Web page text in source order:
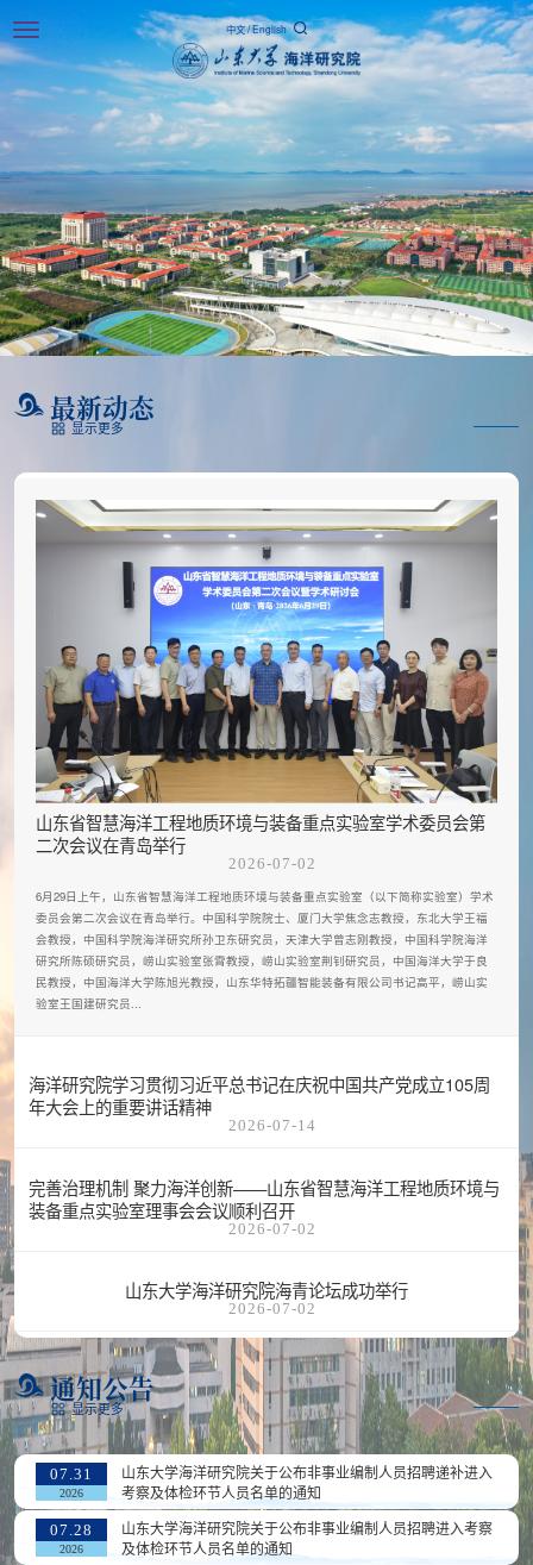
中文/English
Toggle
navigation
最新动态
显示更多
山东省智慧海洋工程地质环境与装备重点实验室学术委员会第
二次会议在青岛举行
2026-07-02
6月29日上午，山东省智慧海洋工程地质环境与装备重点实验室（以下简称实验室）学术
委员会第二次会议在青岛举行。中国科学院院士、厦门大学焦念志教授，东北大学王福
会教授，中国科学院海洋研究所孙卫东研究员，天津大学曾志刚教授，中国科学院海洋
研究所陈硕研究员，崂山实验室张霄教授，崂山实验室荆钊研究员，中国海洋大学于良
民教授，中国海洋大学陈旭光教授，山东华特拓疆智能装备有限公司书记高平，崂山实
验室王国建研究员...
海洋研究院学习贯彻习近平总书记在庆祝中国共产党成立105周
年大会上的重要讲话精神
2026-07-14
完善治理机制 聚力海洋创新——山东省智慧海洋工程地质环境与
装备重点实验室理事会会议顺利召开
2026-07-02
山东大学海洋研究院海青论坛成功举行
2026-07-02
通知公告
显示更多
07.31
2026
山东大学海洋研究院关于公布非事业编制人员招聘递补进入
考察及体检环节人员名单的通知
07.28
2026
山东大学海洋研究院关于公布非事业编制人员招聘进入考察
及体检环节人员名单的通知